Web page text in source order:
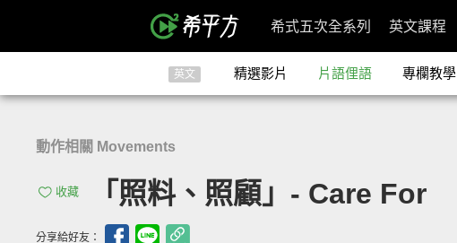
希式五次全系列 英文課程
英文 精選影片 片語俚語 專欄教學
動作相關 Movements
收藏 「照料、照顧」- Care For
分享給好友：